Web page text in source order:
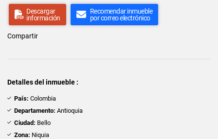
Descargar
información
Recomendar inmueble
por correo electrónico
Compartir
Detalles del inmueble :
País: Colombia
Departamento: Antioquia
Ciudad: Bello
Zona: Niquia